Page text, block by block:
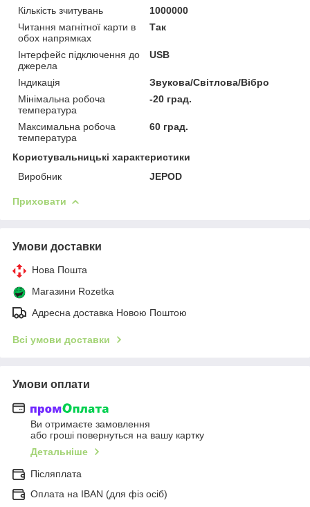
Кількість зчитувань
1000000
Читання магнітної карти в
обох напрямках
Так
Інтерфейс підключення до
джерела
USB
Індикація
Звукова/Світлова/Вібро
Мінімальна робоча
температура
-20 град.
Максимальна робоча
температура
60 град.
Користувальницькі характеристики
Виробник
JEPOD
Приховати
Умови доставки
Нова Пошта
Магазини Rozetka
Адресна доставка Новою Поштою
Всі умови доставки
Умови оплати
Ви отримаєте замовлення
або гроші повернуться на вашу картку
Детальніше
Післяплата
Оплата на IBAN (для фіз осіб)